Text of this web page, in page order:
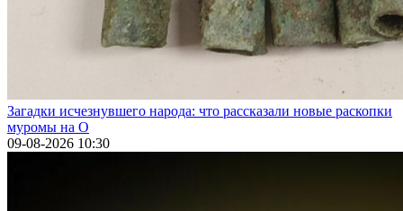
Загадки исчезнувшего народа: что рассказали новые раскопки
муромы на О
09-08-2026 10:30